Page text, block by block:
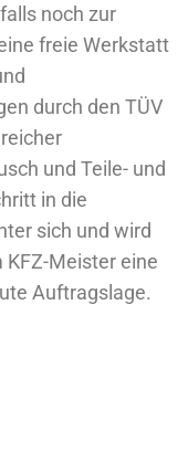
noch zur
freie Werkstatt
durch den TÜV
und Teile- und
in die
sich und wird
Meister eine
Auftragslage.